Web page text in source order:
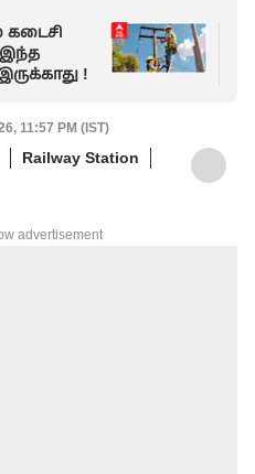
கடைசி
இந்த
!
11:57 PM (IST)
Railway Station
advertisement